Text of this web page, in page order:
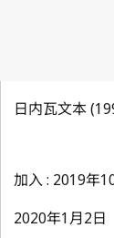
日内瓦文本
加入 : 2019年
2020年1月2日